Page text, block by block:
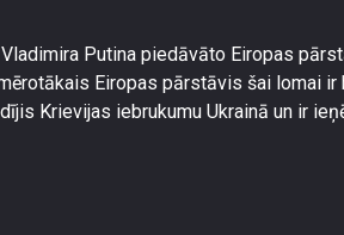
Putina piedāvāto Eiropas
Eiropas pārstāvis šai lomai
Krievijas iebrukumu Ukrainā un ir